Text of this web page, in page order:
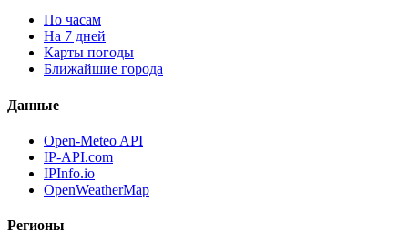
По часам
На 7 дней
Карты погоды
Ближайшие города
Данные
Open-Meteo API
IP-API.com
IPInfo.io
OpenWeatherMap
Регионы